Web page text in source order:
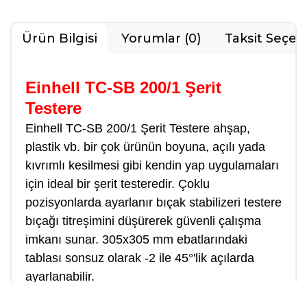
Ürün Bilgisi Yorumlar (0) Taksit
Einhell TC-SB 200/1 Şerit
Testere
Einhell TC-SB 200/1 Şerit Testere ahşap,
plastik vb. bir çok ürünün boyuna, açılı yada
kıvrımlı kesilmesi gibi kendin yap uygulamaları
için ideal bir şerit testeredir. Çoklu
pozisyonlarda ayarlanır bıçak stabilizeri testere
bıçağı titreşimini düşürerek güvenli çalışma
imkanı sunar. 305x305 mm ebatlarındaki
tablası sonsuz olarak -2 ile 45°'lik açılarda
ayarlanabilir.